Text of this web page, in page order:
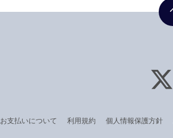
お支払いについて 利用規約 個人情報保護方針